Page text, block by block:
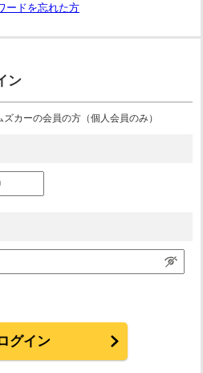
ードを忘れた方
ン
カーの会員の方（個人会員のみ）